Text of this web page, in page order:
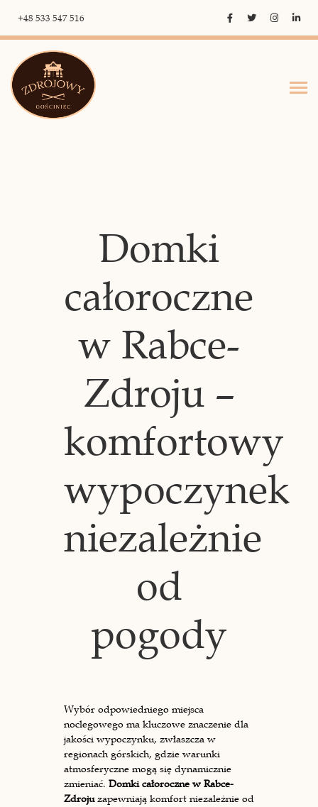
+48 533 547 516
Domki
całoroczne
w Rabce-
Zdroju –
komfortowy
wypoczynek
niezależnie
od
pogody
Wybór odpowiedniego miejsca
noclegowego ma kluczowe znaczenie dla
jakości wypoczynku, zwłaszcza w
regionach górskich, gdzie warunki
atmosferyczne mogą się dynamicznie
zmieniać. Domki całoroczne w Rabce-
Zdrojuzapewniają komfort niezależnie od